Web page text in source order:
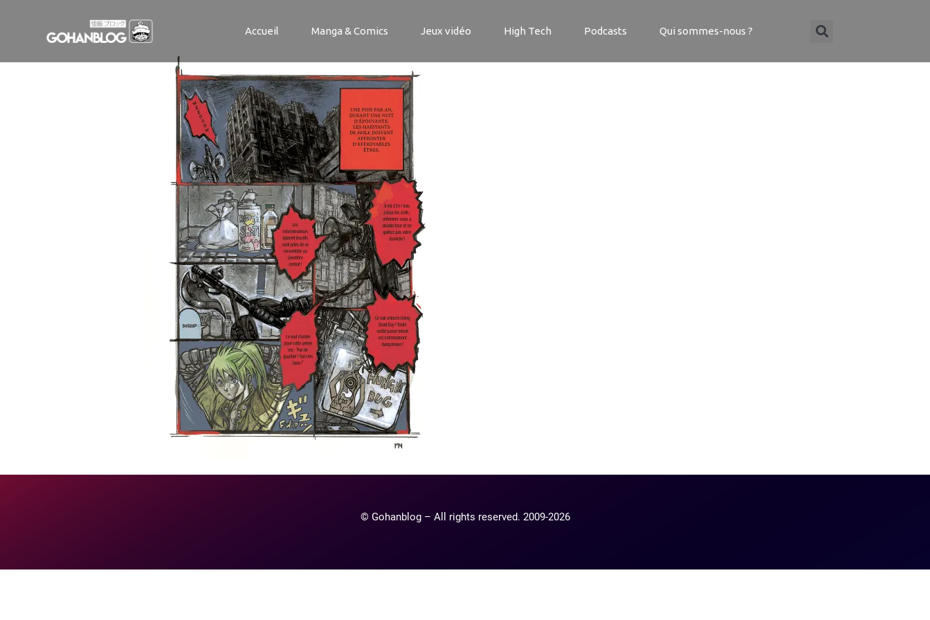
Accueil Manga & Comics Jeux vidéo High Tech Podcasts Qui sommes-nous ?
DOROHEDORO_NED_151
© Gohanblog – All rights reserved. 2009-2026